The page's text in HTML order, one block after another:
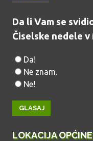
Da li Vam se
Čiselske nedele v
Da!
Ne znam.
Ne!
LOKACIJA OPĆINE